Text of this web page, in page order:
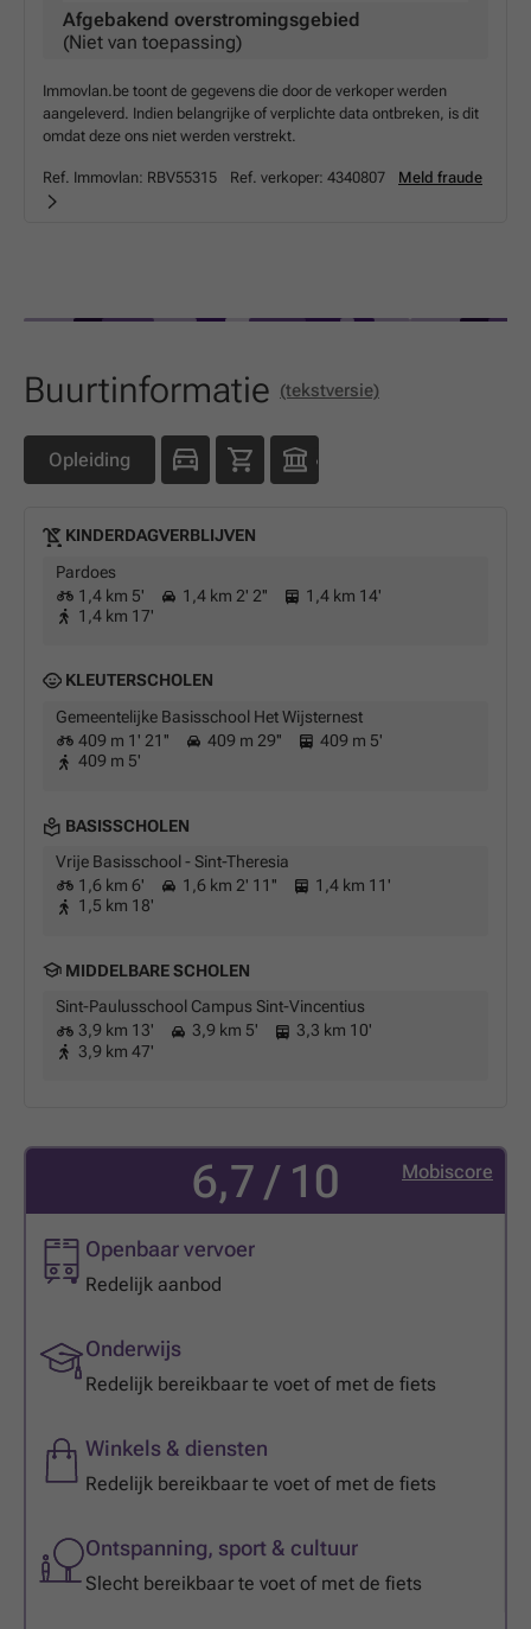
Afgebakend overstromingsgebied
(Niet van toepassing)
Immovlan.be toont de gegevens die door de verkoper werden
aangeleverd. Indien belangrijke of verplichte data ontbreken, is dit
omdat deze ons niet werden verstrekt.
Ref. Immovlan: RBV55315 Ref. verkoper: 4340807 Meld fraude
Buurtinformatie (tekstversie)
Opleiding
KINDERDAGVERBLIJVEN
Pardoes
1,4 km 5'
1,4 km 2' 2''
1,4 km 14'
1,4 km 17'
KLEUTERSCHOLEN
Gemeentelijke Basisschool Het Wijsternest
409 m 1' 21''
409 m 29''
409 m 5'
409 m 5'
BASISSCHOLEN
Vrije Basisschool - Sint-Theresia
1,6 km 6'
1,6 km 2' 11''
1,4 km 11'
1,5 km 18'
MIDDELBARE SCHOLEN
Sint-Paulusschool Campus Sint-Vincentius
3,9 km 13'
3,9 km 5'
3,3 km 10'
3,9 km 47'
Mobiscore
6,7 / 10
Openbaar vervoer
Redelijk aanbod
Onderwijs
Redelijk bereikbaar te voet of met de fiets
Winkels & diensten
Redelijk bereikbaar te voet of met de fiets
Ontspanning, sport & cultuur
Slecht bereikbaar te voet of met de fiets